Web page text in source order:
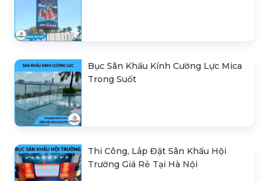
Bục Sân Khấu Kính Cường Lực Mica
Trong Suốt
Thi Công, Lắp Đặt Sân Khấu Hội
Trường Giá Rẻ Tại Hà Nội